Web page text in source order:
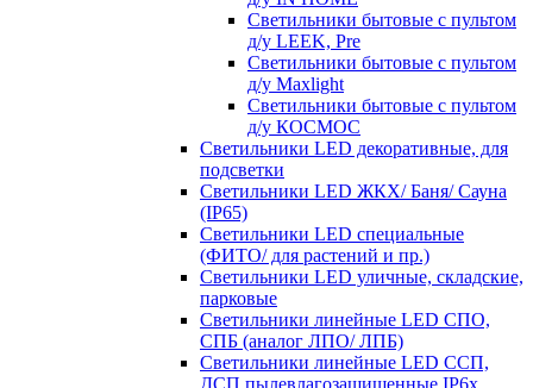
Светильники бытовые с пультом
д/у LEEK, Pre
Светильники бытовые с пультом
д/у Maxlight
Светильники бытовые с пультом
д/у КОСМОС
Светильники LED декоративные, для
подсветки
Светильники LED ЖКХ/ Баня/ Сауна
(IP65)
Светильники LED специальные
(ФИТО/ для растений и пр.)
Светильники LED уличные, складские,
парковые
Светильники линейные LED СПО,
СПБ (аналог ЛПО/ ЛПБ)
Светильники линейные LED ССП,